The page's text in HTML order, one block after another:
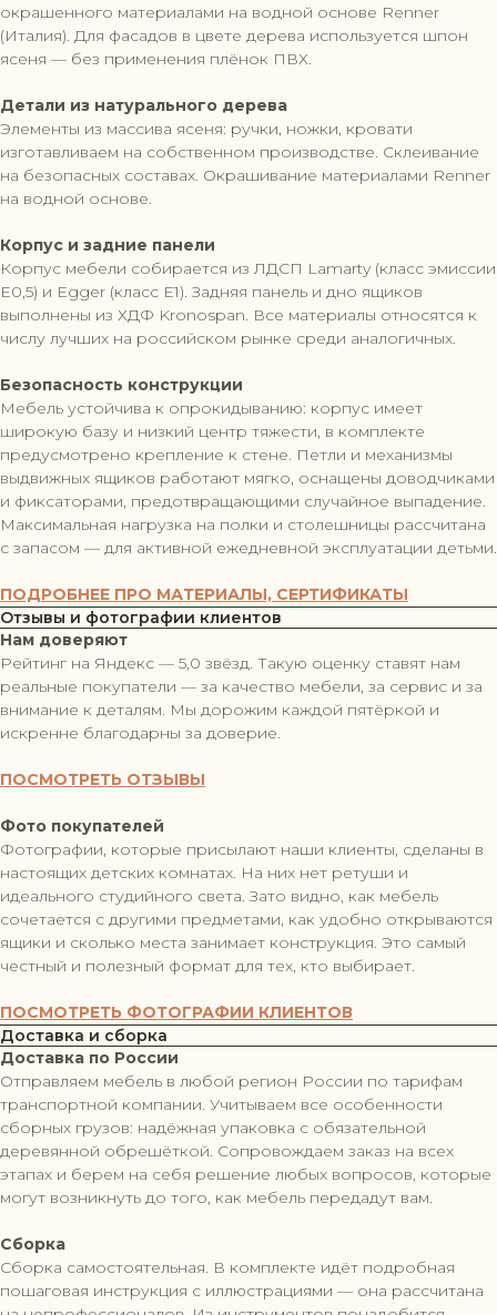
окрашенного материалами на водной основе Renner
(Италия). Для фасадов в цвете дерева используется шпон
ясеня — без применения плёнок ПВХ.
Детали из натурального дерева
Элементы из массива ясеня: ручки, ножки, кровати
изготавливаем на собственном производстве. Склеивание
на безопасных составах. Окрашивание материалами Renner
на водной основе.
Корпус и задние панели
Корпус мебели собирается из ЛДСП Lamarty (класс эмиссии
Е0,5) и Egger (класс Е1). Задняя панель и дно ящиков
выполнены из ХДФ Kronospan. Все материалы относятся к
числу лучших на российском рынке среди аналогичных.
Безопасность конструкции
Мебель устойчива к опрокидыванию: корпус имеет
широкую базу и низкий центр тяжести, в комплекте
предусмотрено крепление к стене. Петли и механизмы
выдвижных ящиков работают мягко, оснащены доводчиками
и фиксаторами, предотвращающими случайное выпадение.
Максимальная нагрузка на полки и столешницы рассчитана
с запасом — для активной ежедневной эксплуатации детьми.
ПОДРОБНЕЕ ПРО МАТЕРИАЛЫ, СЕРТИФИКАТЫ
Отзывы и фотографии клиентов
Нам доверяют
Рейтинг на Яндекс — 5,0 звёзд. Такую оценку ставят нам
реальные покупатели — за качество мебели, за сервис и за
внимание к деталям. Мы дорожим каждой пятёркой и
искренне благодарны за доверие.
ПОСМОТРЕТЬ ОТЗЫВЫ
Фото покупателей
Фотографии, которые присылают наши клиенты, сделаны в
настоящих детских комнатах. На них нет ретуши и
идеального студийного света. Зато видно, как мебель
сочетается с другими предметами, как удобно открываются
ящики и сколько места занимает конструкция. Это самый
честный и полезный формат для тех, кто выбирает.
ПОСМОТРЕТЬ ФОТОГРАФИИ КЛИЕНТОВ
Доставка и сборка
Доставка по России
Отправляем мебель в любой регион России по тарифам
транспортной компании. Учитываем все особенности
сборных грузов: надёжная упаковка с обязательной
деревянной обрешёткой. Сопровождаем заказ на всех
этапах и берем на себя решение любых вопросов, которые
могут возникнуть до того, как мебель передадут вам.
Сборка
Сборка самостоятельная. В комплекте идёт подробная
пошаговая инструкция с иллюстрациями — она рассчитана